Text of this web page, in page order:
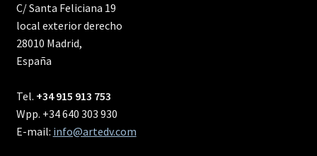
C/ Santa Feliciana 19
local exterior derecho
28010 Madrid,
España
Tel. +34 915 913 753
Wpp. +34 640 303 930
E-mail: info@artedv.com